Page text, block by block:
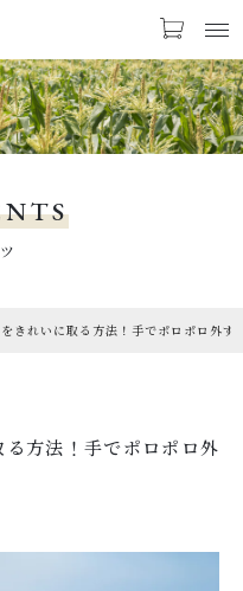
LOGIN
きれいに取る方法！手でポロポロ外す
方法！手でポロポロ外